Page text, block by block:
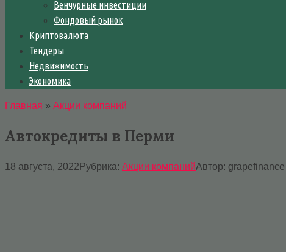
Венчурные инвестиции
Фондовый рынок
Криптовалюта
Тендеры
Недвижимость
Экономика
Главная » Акции компаний
Автокредиты в Перми
18 августа, 2022 Рубрика: Акции компанийАвтор: grapefinance